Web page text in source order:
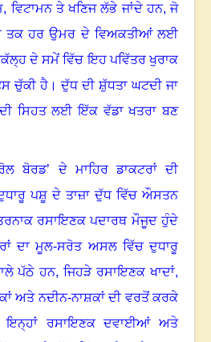
ਵਿਟਾਮਨ ਤੇ ਖਣਿਜ ਲੱਭੇ ਜਾਂਦੇ ਹਨ, ਜੋ
ਤਕ ਹਰ ਉਮਰ ਦੇ ਵਿਅਕਤੀਆਂ ਲਈ
ਦੇ ਸਮੇਂ ਵਿੱਚ ਇਹ ਪਵਿੱਤਰ ਖੁਰਾਕ
ਚੁੱਕੀ ਹੈ ।ਦੁੱਧ ਦੀ ਸ਼ੁੱਧਤਾ ਘਟਦੀ ਜਾ
ਸਿਹਤ ਲਈ ਇੱਕ ਵੱਡਾ ਖਤਰਾ ਬਣ
ਬੋਰਡ’ ਦੇ ਮਾਹਿਰ ਡਾਕਟਰਾਂ ਦੀ
ਪਸ਼ੂ ਦੇ ਤਾਜ਼ਾ ਦੁੱਧ ਵਿੱਚ ਔਸਤਨ
ਰਸਾਇਣਕ ਪਦਾਰਥ ਮੌਜੂਦ ਹੁੰਦੇ
ਦਾ ਮੂਲ-ਸਰੋਤ ਅਸਲ ਵਿੱਚ ਦੁਧਾਰੂ
ਪੱਠੇ ਹਨ, ਜਿਹੜੇ ਰਸਾਇਣਕ ਖਾਦਾਂ,
ਅਤੇ ਨਦੀਨ-ਨਾਸ਼ਕਾਂ ਦੀ ਵਰਤੋਂ ਕਰਕੇ
ਇਨ੍ਹਾਂ ਰਸਾਇਣਕ ਦਵਾਈਆਂ ਅਤੇ